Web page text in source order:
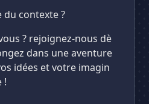
du contexte ?
? rejoignez-nous dè
dans une aventure
idées et votre imagin
!